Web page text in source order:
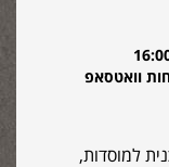
וואטסאפ
למוסדות,